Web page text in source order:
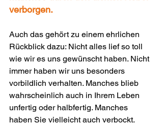
verborgen.
Auch das gehört zu einem ehrlichen
Rückblick dazu: Nicht alles lief so toll
wie wir es uns gewünscht haben. Nicht
immer haben wir uns besonders
vorbildlich verhalten. Manches blieb
wahrscheinlich auch in Ihrem Leben
unfertig oder halbfertig. Manches
haben Sie vielleicht auch verbockt.